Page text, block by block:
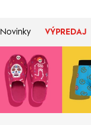
Novinky VÝPREDAJ